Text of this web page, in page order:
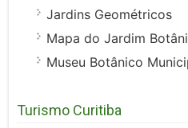
Jardins Geométricos
Mapa do Jardim
Museu Botânico
Turismo Curitiba